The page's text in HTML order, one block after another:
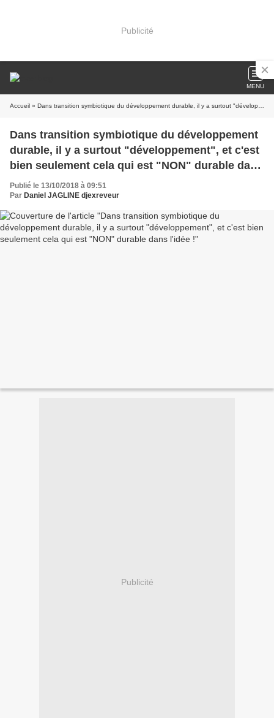
Publicité
MENU
Accueil » Dans transition symbiotique du développement durable, il y a surtout "développement", et c'est bien seulement cela qui est "NON" durable dans l'idée !
Dans transition symbiotique du développement
durable, il y a surtout "développement", et c'est
bien seulement cela qui est "NON" durable dans
l'idée !
Publié le 13/10/2018 à 09:51
Par Daniel JAGLINE djexreveur
Publicité